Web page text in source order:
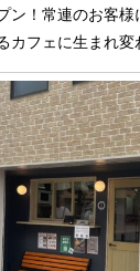
ン！常連のお客
カフェに生まれ変